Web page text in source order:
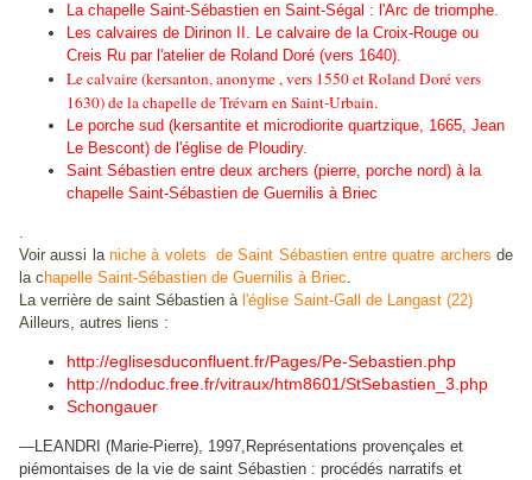
La chapelle Saint-Sébastien en Saint-Ségal : l'Arc de triomphe.
Les calvaires de Dirinon II. Le calvaire de la Croix-Rouge ou
Creis Ru par l'atelier de Roland Doré (vers 1640).
Le calvaire (kersanton, anonyme , vers 1550 et Roland Doré vers
1630) de la chapelle de Trévarn en Saint-Urbain.
Le porche sud (kersantite et microdiorite quartzique, 1665, Jean
Le Bescont) de l'église de Ploudiry.
Saint Sébastien entre deux archers (pierre, porche nord) à la
chapelle Saint-Sébastien de Guernilis à Briec
.
Voir aussi laniche à volets de Saint Sébastien entre quatre archers de
la c hapelle Saint-Sébastien de Guernilis à Briec.
La verrière de saint Sébastien àl'église Saint-Gall de Langast (22)
Ailleurs, autres liens :
http://eglisesduconfluent.fr/Pages/Pe-Sebastien.php
http://ndoduc.free.fr/vitraux/htm8601/StSebastien_3.php
Schongauer
—LEANDRI (Marie-Pierre), 1997,Représentations provençales et
piémontaises de la vie de saint Sébastien : procédés narratifs et